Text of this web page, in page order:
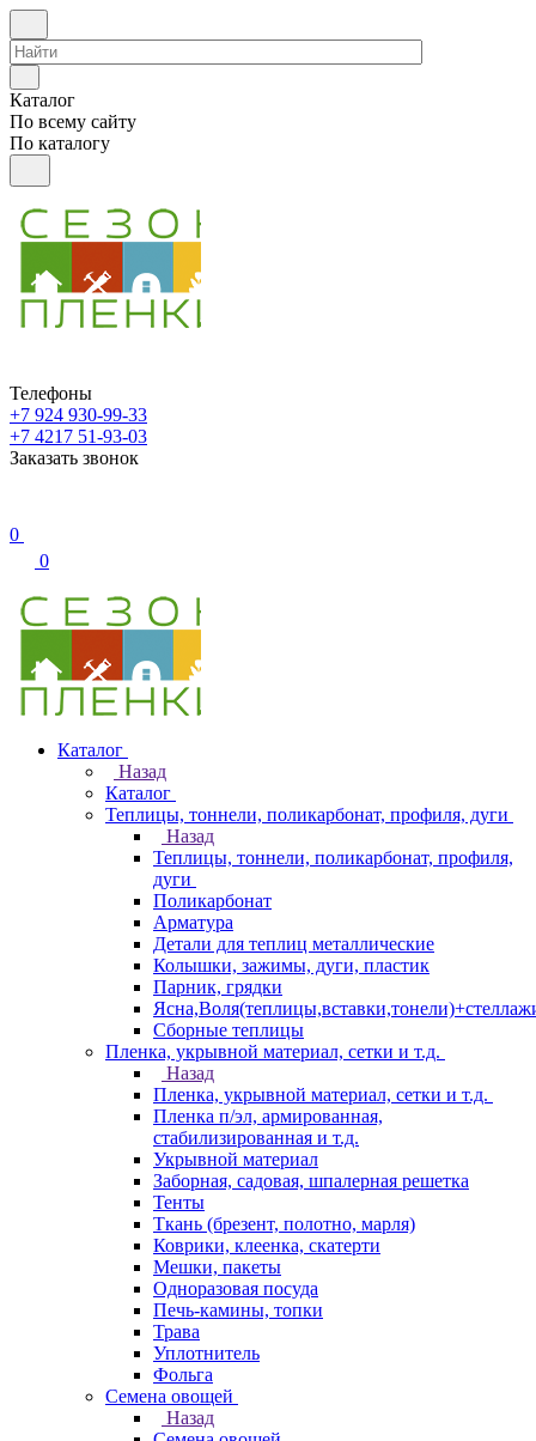
Каталог
По всему сайту
По каталогу
Телефоны
+7 924 930-99-33
+7 4217 51-93-03
Заказать звонок
0
0
Каталог
Назад
Каталог
Теплицы, тоннели, поликарбонат, профиля, дуги
Назад
Теплицы, тоннели, поликарбонат, профиля,
дуги
Поликарбонат
Арматура
Детали для теплиц металлические
Колышки, зажимы, дуги, пластик
Парник, грядки
Сборные теплицы
Пленка, укрывной материал, сетки и т.д.
Назад
Пленка, укрывной материал, сетки и т.д.
Пленка п/эл, армированная,
стабилизированная и т.д.
Укрывной материал
Заборная, садовая, шпалерная решетка
Тенты
Ткань (брезент, полотно, марля)
Коврики, клеенка, скатерти
Мешки, пакеты
Одноразовая посуда
Печь-камины, топки
Трава
Уплотнитель
Фольга
Семена овощей
Назад